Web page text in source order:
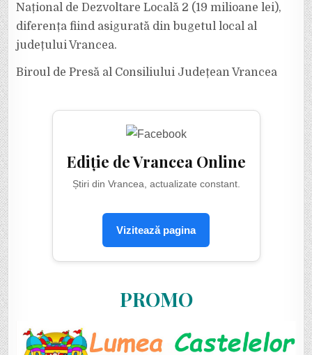
Național de Dezvoltare Locală 2 (19 milioane lei),
diferența fiind asigurată din bugetul local al
județului Vrancea.
Biroul de Presă al Consiliului Județean Vrancea
Ediție de Vrancea Online
Știri din Vrancea, actualizate constant.
Vizitează pagina
PROMO